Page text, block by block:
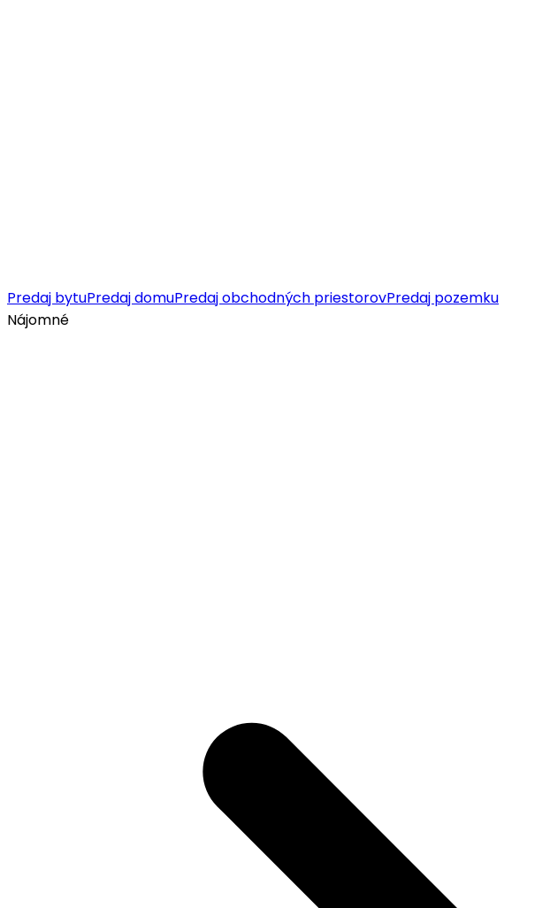
Predaj bytuPredaj domuPredaj obchodných priestorovPredaj pozemku
Nájomné